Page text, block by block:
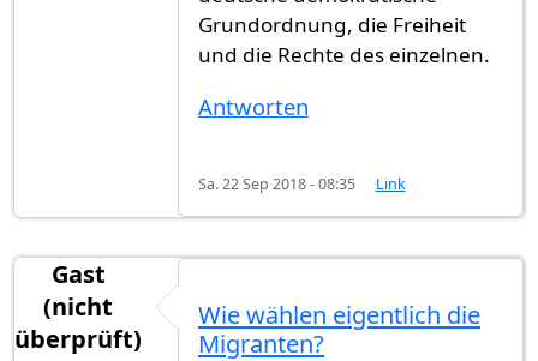
Grundordnung, die Freiheit
und die Rechte des einzelnen.
Antworten
Sa. 22 Sep 2018 - 08:35 Link
Gast
(nicht
überprüft)
Wie wählen eigentlich die
Migranten?